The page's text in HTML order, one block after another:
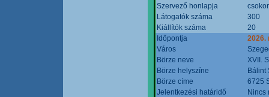
Szervező honlapja
Látogatók száma
300
Kiállítók száma
20
Időpontja
2026.
Város
Börze neve
XVII.
Börze helyszíne
Bálint
Börze címe
6725
Jelentkezési határidő
Nincs